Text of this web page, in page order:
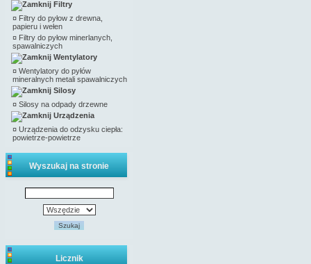
Filtry
¤ Filtry do pyłow z drewna,
papieru i wełen
¤ Filtry do pyłow minerlanych,
spawalniczych
Wentylatory
¤ Wentylatory do pyłów
mineralnych metali spawalniczych
Silosy
¤ Silosy na odpady drzewne
Urządzenia
¤ Urządzenia do odzysku ciepła:
powietrze-powietrze
Wyszukaj na stronie
Szukaj
Licznik